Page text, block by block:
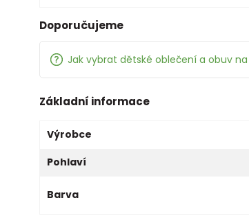
Doporučujeme
Jak vybrat dětské oblečení a obuv
Základní informace
Výrobce
Pohlaví
Barva